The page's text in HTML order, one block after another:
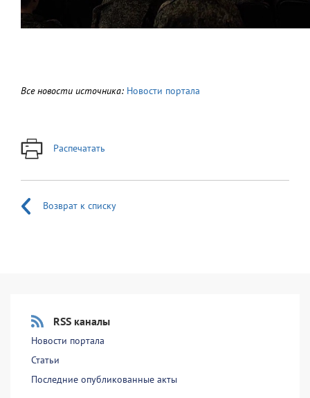
Все новости источника: Новости портала
Распечатать
Возврат к списку
RSS каналы
Новости портала
Статьи
Последние опубликованные акты